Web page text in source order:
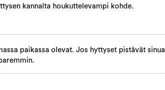
kannalta houkuttelevampi kohde.
paikassa olevat. Jos hyttyset pistävät sinua